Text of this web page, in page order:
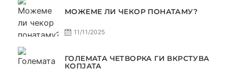
МОЖЕМЕ ЛИ ЧЕКОР ПОНАТАМУ?
11/11/2025
ГОЛЕМАТА ЧЕТВОРКА ГИ ВКРСТУВА
КОПЈАТА